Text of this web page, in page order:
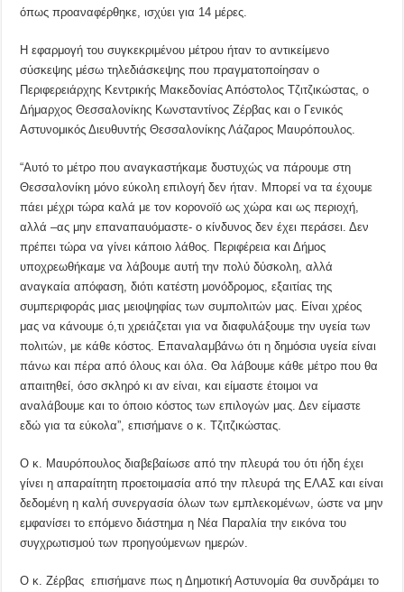
όπως προαναφέρθηκε, ισχύει για 14 μέρες.
Η εφαρμογή του συγκεκριμένου μέτρου ήταν το αντικείμενο
σύσκεψης μέσω τηλεδιάσκεψης που πραγματοποίησαν ο
Περιφερειάρχης Κεντρικής Μακεδονίας Απόστολος Τζιτζικώστας, ο
Δήμαρχος Θεσσαλονίκης Κωνσταντίνος Ζέρβας και ο Γενικός
Αστυνομικός Διευθυντής Θεσσαλονίκης Λάζαρος Μαυρόπουλος.
“Αυτό το μέτρο που αναγκαστήκαμε δυστυχώς να πάρουμε στη
Θεσσαλονίκη μόνο εύκολη επιλογή δεν ήταν. Μπορεί να τα έχουμε
πάει μέχρι τώρα καλά με τον κορονοϊό ως χώρα και ως περιοχή,
αλλά –ας μην επαναπαυόμαστε- ο κίνδυνος δεν έχει περάσει. Δεν
πρέπει τώρα να γίνει κάποιο λάθος. Περιφέρεια και Δήμος
υποχρεωθήκαμε να λάβουμε αυτή την πολύ δύσκολη, αλλά
αναγκαία απόφαση, διότι κατέστη μονόδρομος, εξαιτίας της
συμπεριφοράς μιας μειοψηφίας των συμπολιτών μας. Είναι χρέος
μας να κάνουμε ό,τι χρειάζεται για να διαφυλάξουμε την υγεία των
πολιτών, με κάθε κόστος. Επαναλαμβάνω ότι η δημόσια υγεία είναι
πάνω και πέρα από όλους και όλα. Θα λάβουμε κάθε μέτρο που θα
απαιτηθεί, όσο σκληρό κι αν είναι, και είμαστε έτοιμοι να
αναλάβουμε και το όποιο κόστος των επιλογών μας. Δεν είμαστε
εδώ για τα εύκολα”, επισήμανε ο κ. Τζιτζικώστας.
O κ. Μαυρόπουλος διαβεβαίωσε από την πλευρά του ότι ήδη έχει
γίνει η απαραίτητη προετοιμασία από την πλευρά της ΕΛΑΣ και είναι
δεδομένη η καλή συνεργασία όλων των εμπλεκομένων, ώστε να μην
εμφανίσει το επόμενο διάστημα η Νέα Παραλία την εικόνα του
συγχρωτισμού των προηγούμενων ημερών.
Ο κ. Ζέρβας επισήμανε πως η Δημοτική Αστυνομία θα συνδράμει το